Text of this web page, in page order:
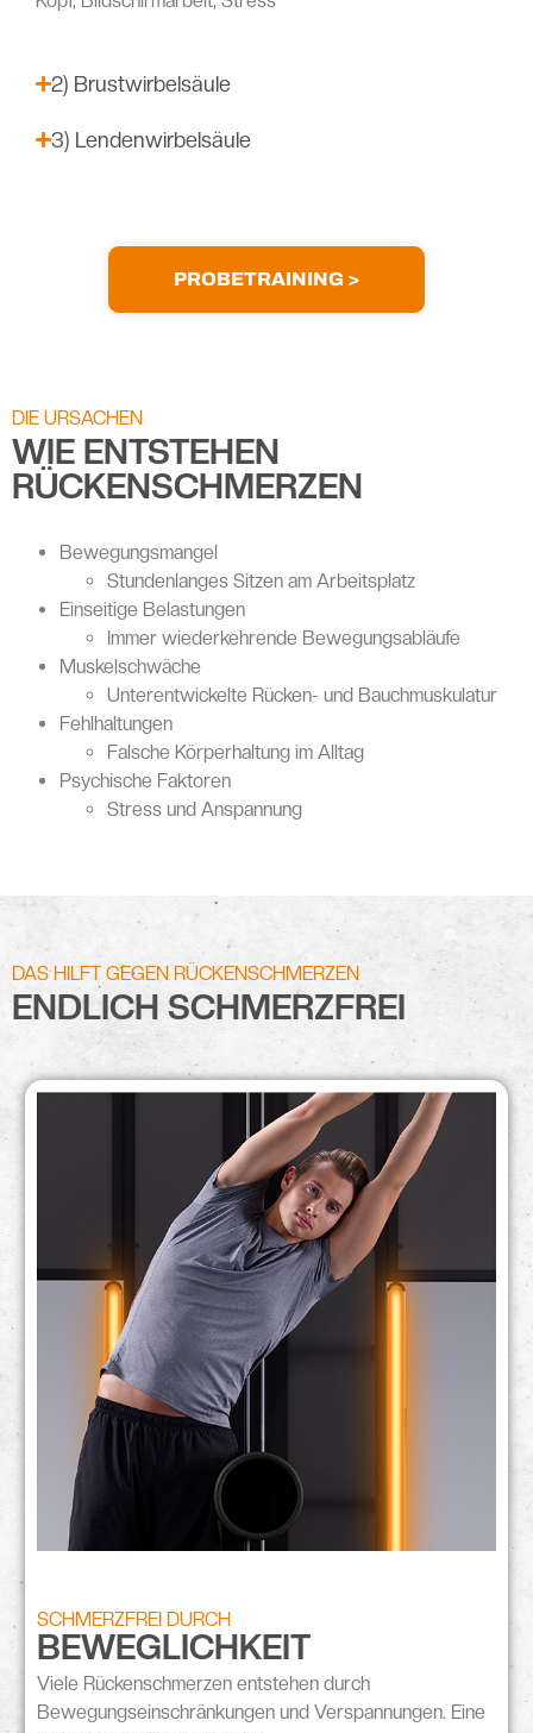
2) Brustwirbelsäule
3) Lendenwirbelsäule
PROBETRAINING >
DIE URSACHEN
WIE ENTSTEHEN
RÜCKENSCHMERZEN
Bewegungsmangel
Stundenlanges Sitzen am Arbeitsplatz
Einseitige Belastungen
Immer wiederkehrende Bewegungsabläufe
Muskelschwäche
Unterentwickelte Rücken- und Bauchmuskulatur
Fehlhaltungen
Falsche Körperhaltung im Alltag
Psychische Faktoren
Stress und Anspannung
DAS HILFT GEGEN RÜCKENSCHMERZEN
ENDLICH SCHMERZFREI
SCHMERZFREI DURCH
BEWEGLICHKEIT
Viele Rückenschmerzen entstehen durch
Bewegungseinschränkungen und Verspannungen. Eine